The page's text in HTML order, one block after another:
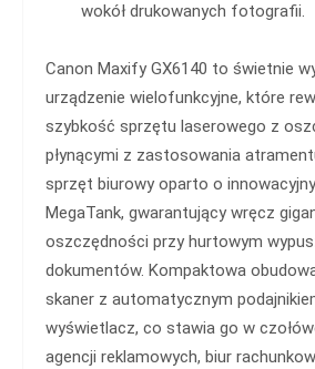
wokół drukowanych fotografii.
Canon Maxify GX6140 to świetnie
urządzenie wielofunkcyjne, które
szybkość sprzętu laserowego z
płynącymi z zastosowania
sprzęt biurowy oparto o
MegaTank, gwarantujący wręcz
oszczędności przy hurtowym
dokumentów. Kompaktowa
skaner z automatycznym
wyświetlacz, co stawia go w
agencji reklamowych, biur